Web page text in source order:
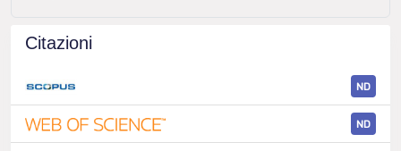
Citazioni
ND
ND